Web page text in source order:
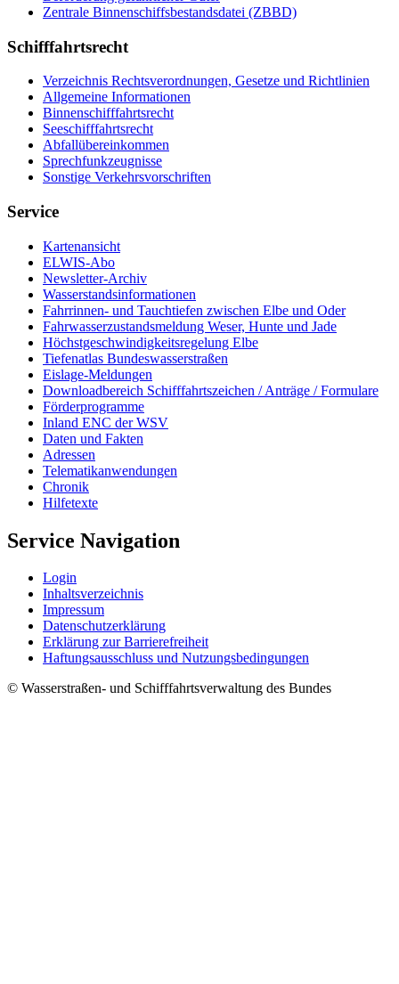
Zen­tra­le Bin­nen­schiffs­be­stands­da­tei (ZBBD)
Schifffahrtsrecht
Ver­zeich­nis Rechts­ver­ord­nun­gen, Ge­set­ze und Richt­li­ni­en
All­ge­mei­ne In­for­ma­tio­nen
Bin­nen­schiff­fahrts­recht
See­schiff­fahrts­recht
Ab­fall­über­ein­kom­men
Sprech­funk­zeug­nis­se
Sons­ti­ge Ver­kehrs­vor­schrif­ten
Service
Kar­ten­an­sicht
EL­WIS-​Abo
Newslet­ter-​Ar­chiv
Was­ser­stands­in­for­ma­tio­nen
Fahr­rin­nen-​ und Tauch­tie­fen zwi­schen El­be und Oder
Fahr­was­ser­zu­stands­mel­dung We­ser, Hun­te und Ja­de
Höchst­ge­schwin­dig­keits­re­ge­lung El­be
Tie­fe­n­at­las Bun­des­was­ser­stra­ßen
Eis­la­ge-​Mel­dun­gen
Dow­n­load­be­reich Schiff­fahrts­zei­chen / An­trä­ge / For­mu­la­re
För­der­pro­gram­me
In­land ENC der WSV
Da­ten und Fak­ten
Adres­sen
Te­le­ma­ti­kan­wen­dun­gen
Chro­nik
Hil­fe­tex­te
Service Navigation
Log­in
In­halts­ver­zeich­nis
Im­pres­s­um
Da­ten­schut­z­er­klä­rung
Er­klä­rung zur Bar­rie­re­frei­heit
Haf­tungs­aus­schluss und Nut­zungs­be­din­gun­gen
© Wasserstraßen- und Schifffahrtsverwaltung des Bundes